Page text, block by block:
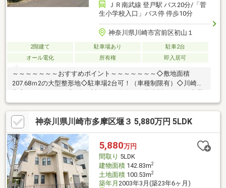
ＪＲ南武線 登戸駅 バス20分/「菅
生小学校入口」バス停 停歩10分
神奈川県川崎市宮前区初山１
2階建て 駐車場あり
駐車2台
オール電化
所有権 即入居可
～～～～～～～おすすめポイント～～～～～～～◇敷地面積
207.68ｍ2の大型整形地◇駐車場2台可！（車種制限有）◇川崎市
裏収納・床下・階段下等、収納スペース多数◇玄関吹き抜け・広
めの洗面室・2階洗面台付き・浴室ＴＶ付き【センチュリー２１ホ
ームライフ】「０１２０-８６５-０２１」（通話料無料）住宅ロ
ーンのご相談、無料ＦＰも承ります！お気軽にお問合せ下さい
♪「登戸」駅から徒歩３分！駐車場完備！『キッズルーム・授乳
室・おむつ変え室』も完備しておりますので、小さなお子様がい
らっしゃるお客様も安心してご来店下さい。
神奈川県川崎市多摩区堰３ 5,880万円 5LDK
5,880万円
間取り 5LDK
建物面積142.83m2
土地面積100.53m2
築年月 2003年3月(築23年6ヶ月)